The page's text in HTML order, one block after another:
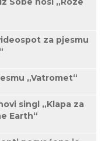
za pjesmu
„Vatromet“
singl „Klapa za
Earth“